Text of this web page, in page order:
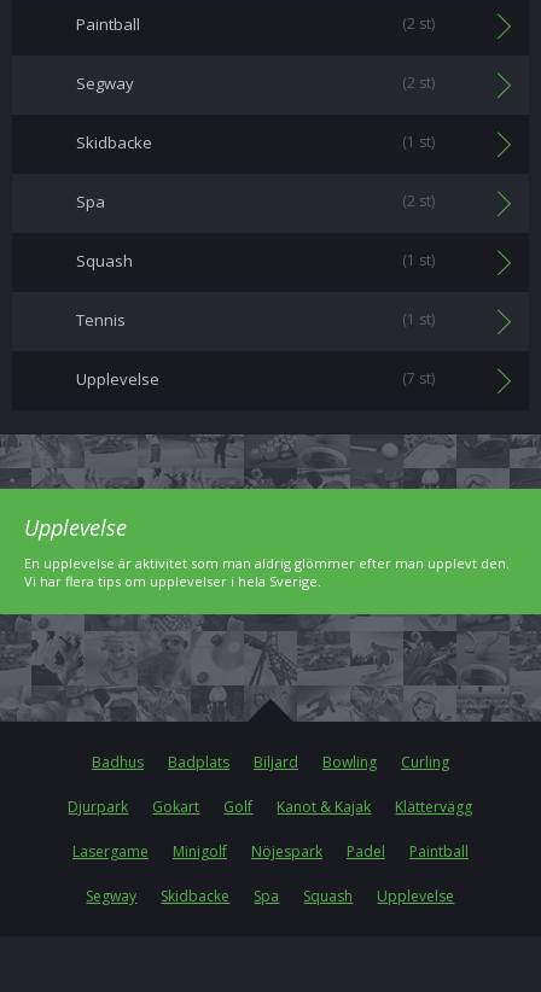
Paintball (2 st)
Segway (2 st)
Skidbacke (1 st)
Spa (2 st)
Squash (1 st)
Tennis (1 st)
Upplevelse (7 st)
Upplevelse
En upplevelse är aktivitet som man aldrig glömmer efter man upplevt den.
Vi har flera tips om upplevelser i hela Sverige.
Badhus Badplats Biljard Bowling Curling
Djurpark Gokart Golf Kanot & Kajak Klättervägg
Lasergame Minigolf Nöjespark Padel Paintball
Segway Skidbacke Spa Squash Upplevelse